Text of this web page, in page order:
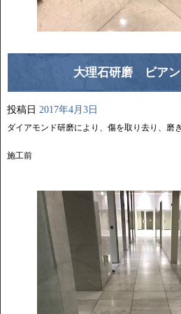
大理石研磨 ビアン
投稿日 2017年4月3日
ダイアモンド研磨により、傷を取り去り、磨
施工前